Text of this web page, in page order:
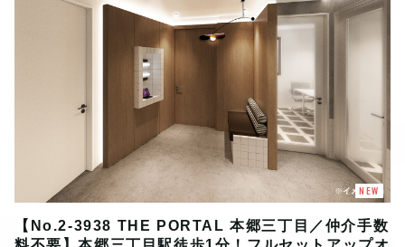
NEW
【No.2-3938 THE PORTAL 本郷三丁目／仲介手数